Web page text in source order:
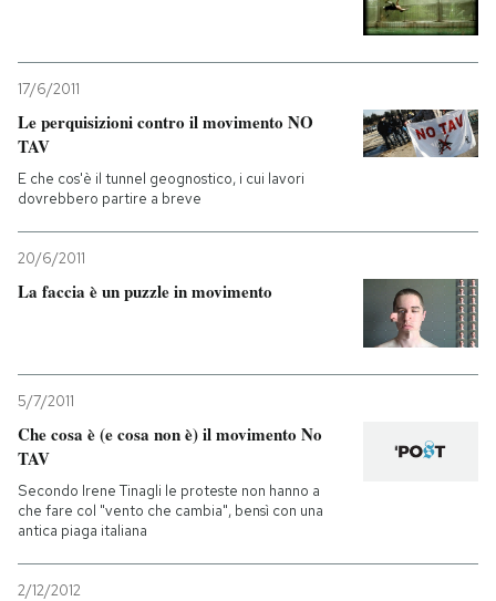
17/6/2011
Le perquisizioni contro il movimento NO
TAV
E che cos'è il tunnel geognostico, i cui lavori
dovrebbero partire a breve
20/6/2011
La faccia è un puzzle in movimento
5/7/2011
Che cosa è (e cosa non è) il movimento No
TAV
Secondo Irene Tinagli le proteste non hanno a
che fare col "vento che cambia", bensì con una
antica piaga italiana
2/12/2012